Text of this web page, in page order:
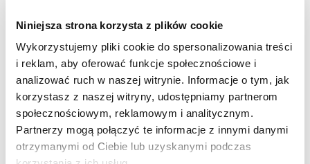
Niniejsza strona korzysta z plików cookie
Wykorzystujemy pliki cookie do spersonalizowania treści
i reklam, aby oferować funkcje społecznościowe i
analizować ruch w naszej witrynie. Informacje o tym, jak
korzystasz z naszej witryny, udostępniamy partnerom
społecznościowym, reklamowym i analitycznym.
Partnerzy mogą połączyć te informacje z innymi danymi
otrzymanymi od Ciebie lub uzyskanymi podczas
No products available yet
as they are added.
Contact